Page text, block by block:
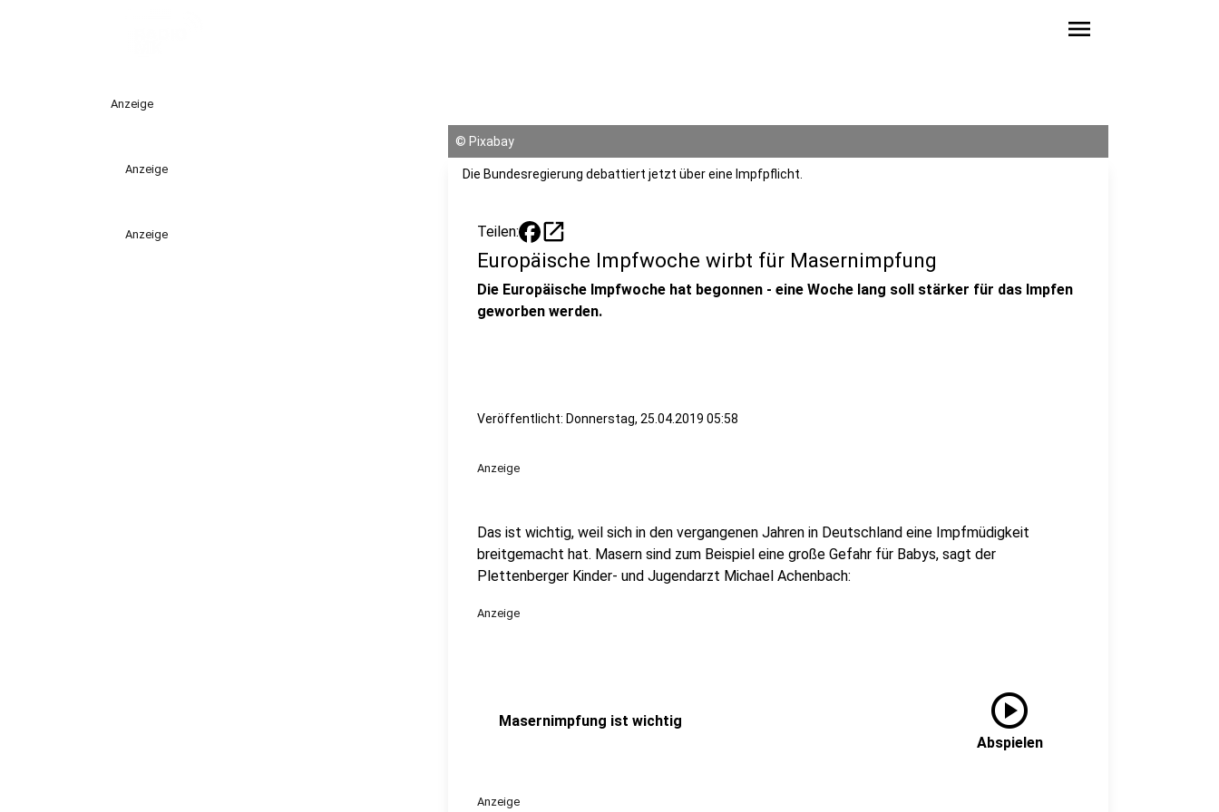
menu
Anzeige
Anzeige
Anzeige
© Pixabay
Die Bundesregierung debattiert jetzt über eine Impfpflicht.
Teilen: open_in_new
Europäische Impfwoche wirbt für Masernimpfung
Die Europäische Impfwoche hat begonnen - eine Woche lang soll stärker für das Impfen
geworben werden.
Veröffentlicht: Donnerstag, 25.04.2019 05:58
Anzeige
Das ist wichtig, weil sich in den vergangenen Jahren in Deutschland eine Impfmüdigkeit
breitgemacht hat. Masern sind zum Beispiel eine große Gefahr für Babys, sagt der
Plettenberger Kinder- und Jugendarzt Michael Achenbach:
Anzeige
Masernimpfung ist wichtig play_circle
Abspielen
Anzeige